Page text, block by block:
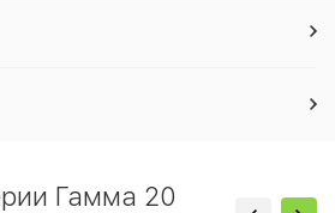
Гамма 20